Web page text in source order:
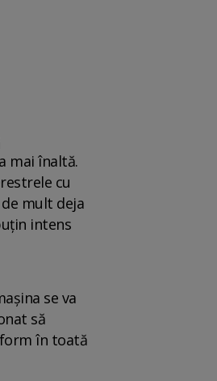
mai înaltă.
cu
mult deja
intens
se va
să
în toată